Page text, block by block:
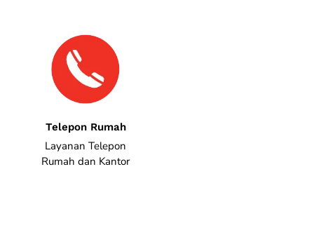
Telepon Rumah
Layanan Telepon
Rumah dan Kantor